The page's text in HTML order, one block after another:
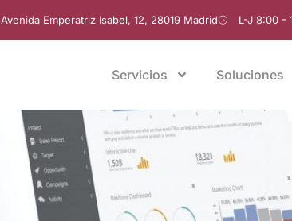
Avenida Emperatriz Isabel, 12, 28019 Madrid L-J 8:00 -
Servicios Soluciones